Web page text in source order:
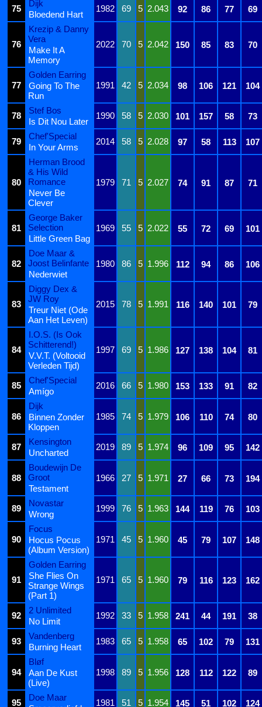
75
Dijk
1982 69 5 2.043 92 86 77 69
Bloedend Hart
76
Krezip & Danny
Vera
2022 70 5 2.042 150 85 83 70
Make It A
Memory
77
Golden Earring
1991
42 5 2.034 98 106 121 104
Going To The
Run
78
Stef Bos
1990 58 5 2.030 101 157 58 73
Is Dit Nou Later
79
Chef'Special
2014 58 5 2.028 97 58 113 107
In Your Arms
80
Herman Brood
& His Wild
Romance
1979 71 5 2.027 74 91 87
71
Never Be
Clever
81
George Baker
Selection
1969 55 5 2.022 55 72 69
101
Little Green Bag
82
Doe Maar &
Joost Belinfante
1980 86 5 1.996 112 94 86
106
Nederwiet
83
Diggy Dex &
JW Roy
2015 78 5 1.991 116 140 101 79
Treur Niet (Ode
Aan Het Leven)
84
I.O.S. (Is Ook
Schitterend!)
1997 69 5 1.986 127 138 104 81
V.V.T. (Voltooid
Verleden Tijd)
85
Chef'Special
2016 66 5 1.980 153 133 91 82
Amígo
86
Dijk
1985
74 5 1.979 106 110 74 80
Binnen Zonder
Kloppen
87
Kensington
2019 89 5 1.974 96 109 95 142
Uncharted
88
Boudewijn De
Groot
1966 27 5 1.971 27 66 73
194
Testament
89
Novastar
1999 76 5 1.963 144 119 76 103
Wrong
90
Focus
1971
45 5 1.960 45 79 107 148
Hocus Pocus
(Album Version)
91
Golden Earring
1971
65 5 1.960 79 116 123 162
She Flies On
Strange Wings
(Part 1)
92
2 Unlimited
1992 33 5 1.958 241 44 191 38
No Limit
93
Vandenberg
1983 65 5 1.958 65 102 79 131
Burning Heart
94
Bløf
1998
89 5 1.956 128 112 122 89
Aan De Kust
(Live)
95
Doe Maar
1981 51 5 1.954 145 51 102 124